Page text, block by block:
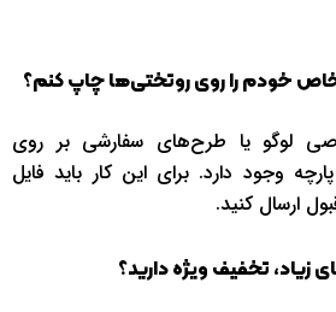
خودم را روی روتختی‌ها چاپ کنم؟
لوگو یا طرح‌های سفارشی بر روی
وجود دارد. برای این کار باید فایل
ارسال کنید.
زیاد، تخفیف ویژه دارید؟